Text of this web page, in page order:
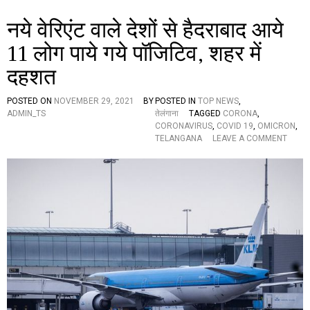
’
नये वेरिएंट वाले देशों से हैदराबाद आये
11 लोग पाये गये पॉजिटिव, शहर में
दहशत
POSTED ON NOVEMBER 29, 2021
BY
ADMIN_TS
POSTED IN TOP NEWS,
तेलंगाना
TAGGED CORONA,
CORONAVIRUS, COVID 19, OMICRON,
TELANGANA
LEAVE A COMMENTO
वा
शों
से
है